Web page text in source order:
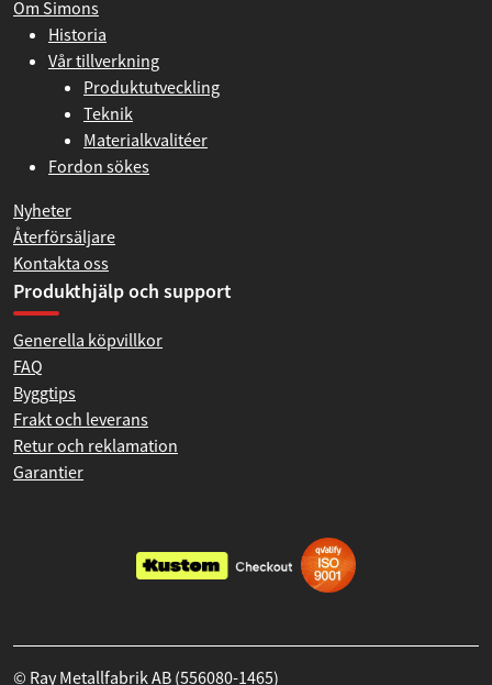
Om Simons
Historia
Vår tillverkning
Produktutveckling
Teknik
Materialkvalitéer
Fordon sökes
Nyheter
Återförsäljare
Kontakta oss
Produkthjälp och support
Generella köpvillkor
FAQ
Byggtips
Frakt och leverans
Retur och reklamation
Garantier
© Ray Metallfabrik AB (556080-1465)